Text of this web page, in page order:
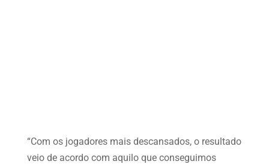
“Com os jogadores mais descansados, o resultado
veio de acordo com aquilo que conseguimos